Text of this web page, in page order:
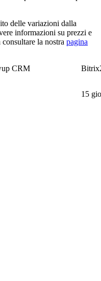
delle variazioni dalla
informazioni su prezzi e
la nostra pagina
CRM
15